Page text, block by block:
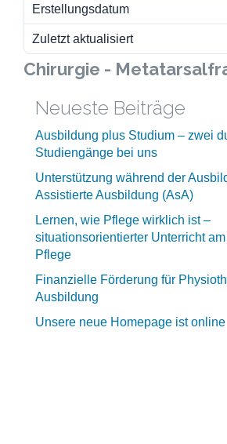
Erstellungsdatum
Zuletzt aktualisiert
Chirurgie -
Neueste Beiträge
Ausbildung plus Studium – zwei
Studiengänge bei uns
Unterstützung während der
Assistierte Ausbildung (AsA)
Lernen, wie Pflege wirklich ist –
situationsorientierter Unterricht
Pflege
Finanzielle Förderung für
Ausbildung
Unsere neue Homepage ist online